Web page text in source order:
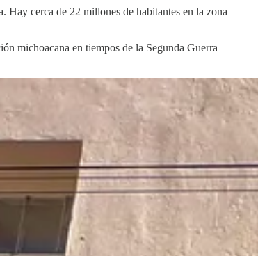
Hay cerca de 22 millones de habitantes en la zona
michoacana en tiempos de la Segunda Guerra